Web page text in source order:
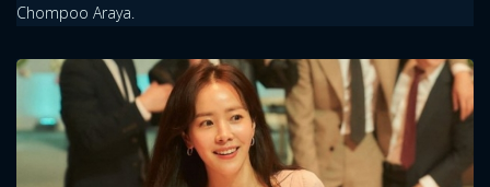
Chompoo Araya.